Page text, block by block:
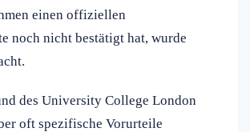
einen offiziellen
noch nicht bestätigt hat, wurde
des University College London
oft spezifische Vorurteile